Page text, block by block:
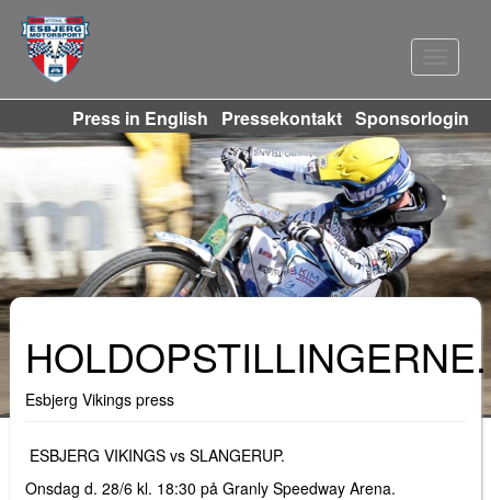
Sponsorlogin
Pressekontakt
Press in English
HOLDOPSTILLINGERNE.
Esbjerg Vikings press
ESBJERG VIKINGS vs SLANGERUP.
Onsdag d. 28/6 kl. 18:30 på Granly Speedway Arena.